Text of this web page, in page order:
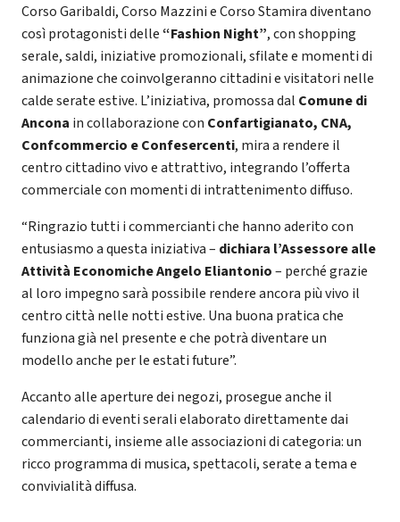
Corso Garibaldi, Corso Mazzini e Corso Stamira diventano
così protagonisti delle“Fashion Night”, con shopping
serale, saldi, iniziative promozionali, sfilate e momenti di
animazione che coinvolgeranno cittadini e visitatori nelle
calde serate estive. L’iniziativa, promossa dal Comune di
Ancona in collaborazione con Confartigianato, CNA,
Confcommercio e Confesercenti, mira a rendere il
centro cittadino vivo e attrattivo, integrando l’offerta
commerciale con momenti di intrattenimento diffuso.
“Ringrazio tutti i commercianti che hanno aderito con
entusiasmo a questa iniziativa – dichiara l’Assessore alle
Attività Economiche Angelo Eliantonio– perché grazie
al loro impegno sarà possibile rendere ancora più vivo il
centro città nelle notti estive. Una buona pratica che
funziona già nel presente e che potrà diventare un
modello anche per le estati future”.
Accanto alle aperture dei negozi, prosegue anche il
calendario di eventi serali elaborato direttamente dai
commercianti, insieme alle associazioni di categoria: un
ricco programma di musica, spettacoli, serate a tema e
convivialità diffusa.